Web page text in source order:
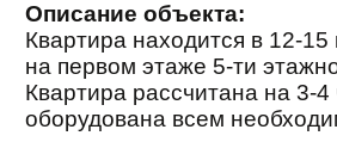
Описание объекта:
Квартира находится в 12-
на первом этаже 5-ти
Квартира рассчитана на 3-
оборудована всем